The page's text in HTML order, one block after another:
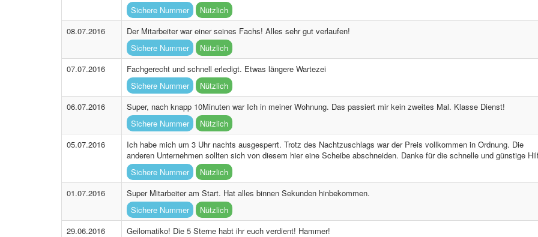
Sichere Nummer
Nützlich
08.07.2016
Der Mitarbeiter war einer seines Fachs! Alles sehr gut verlaufen!
Sichere Nummer
Nützlich
07.07.2016
Fachgerecht und schnell erledigt. Etwas längere Wartezei
Sichere Nummer
Nützlich
06.07.2016
Super, nach knapp 10Minuten war Ich in meiner Wohnung. Das passiert mir kein zweites Mal. Klasse Dienst!
Sichere Nummer
Nützlich
05.07.2016
Ich habe mich um 3 Uhr nachts ausgesperrt. Trotz des Nachtzuschlags war der Preis vollkommen in Ordnung. Die
anderen Unternehmen sollten sich von diesem hier eine Scheibe abschneiden. Danke für die schnelle und günstige
Sichere Nummer
Nützlich
01.07.2016
Super Mitarbeiter am Start. Hat alles binnen Sekunden hinbekommen.
Sichere Nummer
Nützlich
29.06.2016
Geilomatiko! Die 5 Sterne habt ihr euch verdient! Hammer!